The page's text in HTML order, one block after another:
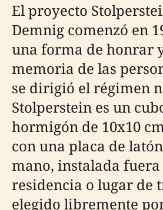
El proyecto
Demnig comenzó en
una forma de honrar
memoria de las
se dirigió el régimen
Stolperstein es un
hormigón de 10x10
con una placa de
mano, instalada
residencia o lugar de
elegido libremente